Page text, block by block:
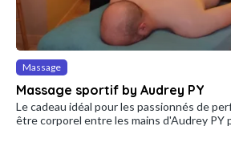
Massage
Massage sportif by Audrey PY
Le cadeau idéal pour les passionnés de
être corporel entre les mains d'Audrey PY